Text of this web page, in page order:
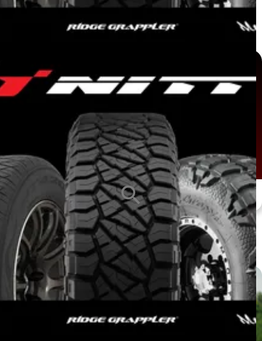
หน้ายาง
ALL
ซีรีส์ยาง
ALL
ขนาดกะทะล้อ
ALL
search
แกลเลอรี่